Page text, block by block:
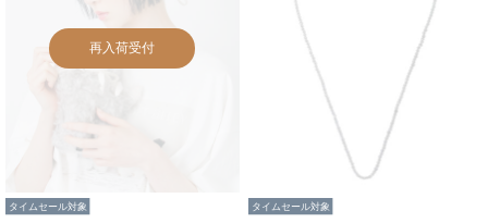
再入荷受付
タイムセール対象 タイムセール対象